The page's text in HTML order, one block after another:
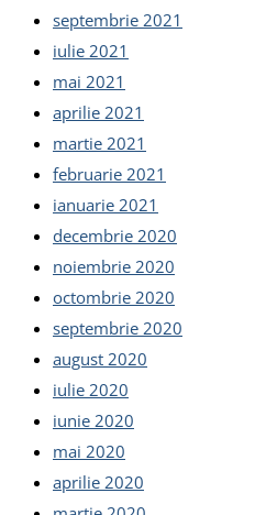
septembrie 2021
iulie 2021
mai 2021
aprilie 2021
martie 2021
februarie 2021
ianuarie 2021
decembrie 2020
noiembrie 2020
octombrie 2020
septembrie 2020
august 2020
iulie 2020
iunie 2020
mai 2020
aprilie 2020